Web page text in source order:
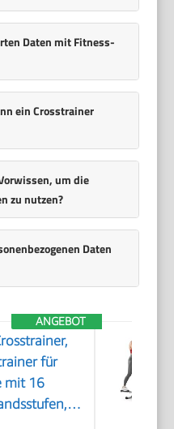
Daten mit Fitness-
ein Crosstrainer
um die
zu nutzen?
Daten
ANGEBOT
für
mit 16